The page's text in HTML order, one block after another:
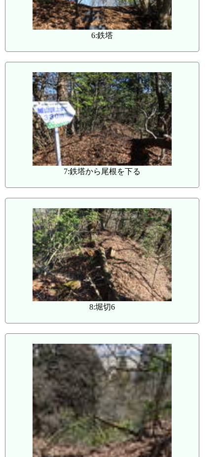
6:鉄塔
7:鉄塔から尾根を下る
8:堀切6